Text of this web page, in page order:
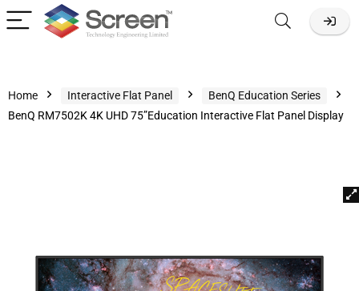
Home Interactive Flat Panel
BenQ Education Series
BenQ RM7502K 4K UHD 75”Education Interactive Flat Panel Display